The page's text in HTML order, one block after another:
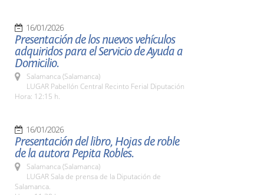
16/01/2026
Presentación de los nuevos vehículos
adquiridos para el Servicio de Ayuda a
Domicilio.
Salamanca (Salamanca)
LUGAR Pabellón Central Recinto Ferial Diputación
Hora: 12:15 h.
16/01/2026
Presentación del libro, Hojas de roble
de la autora Pepita Robles.
Salamanca (Salamanca)
LUGAR Sala de prensa de la Diputación de
Salamanca.